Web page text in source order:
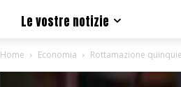
Le vostre notizie
Home Economia Rottamazione